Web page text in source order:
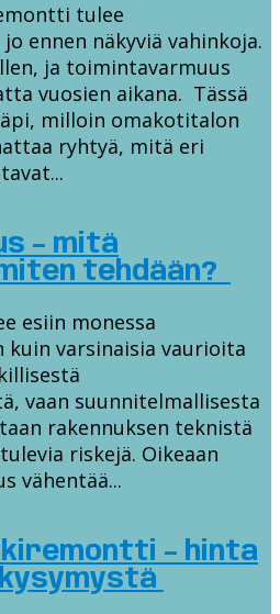
tulee
ennen näkyviä vahinkoja.
ja toimintavarmuus
vuosien aikana. Tässä
milloin omakotitalon
ryhtyä, mitä eri
– mitä
tehdään?
esiin monessa
kuin varsinaisia vaurioita
vaan suunnitelmallisesta
rakennuksen teknistä
riskejä. Oikeaan
vähentää...
– hinta